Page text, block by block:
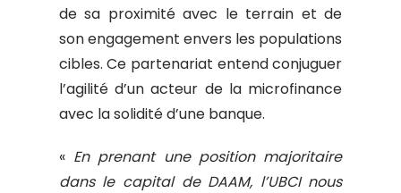
de sa proximité avec le terrain et de
son engagement envers les populations
cibles. Ce partenariat entend conjuguer
l’agilité d’un acteur de la microfinance
avec la solidité d’une banque.
«En prenant une position majoritaire
dans le capital de DAAM, l’UBCI nous